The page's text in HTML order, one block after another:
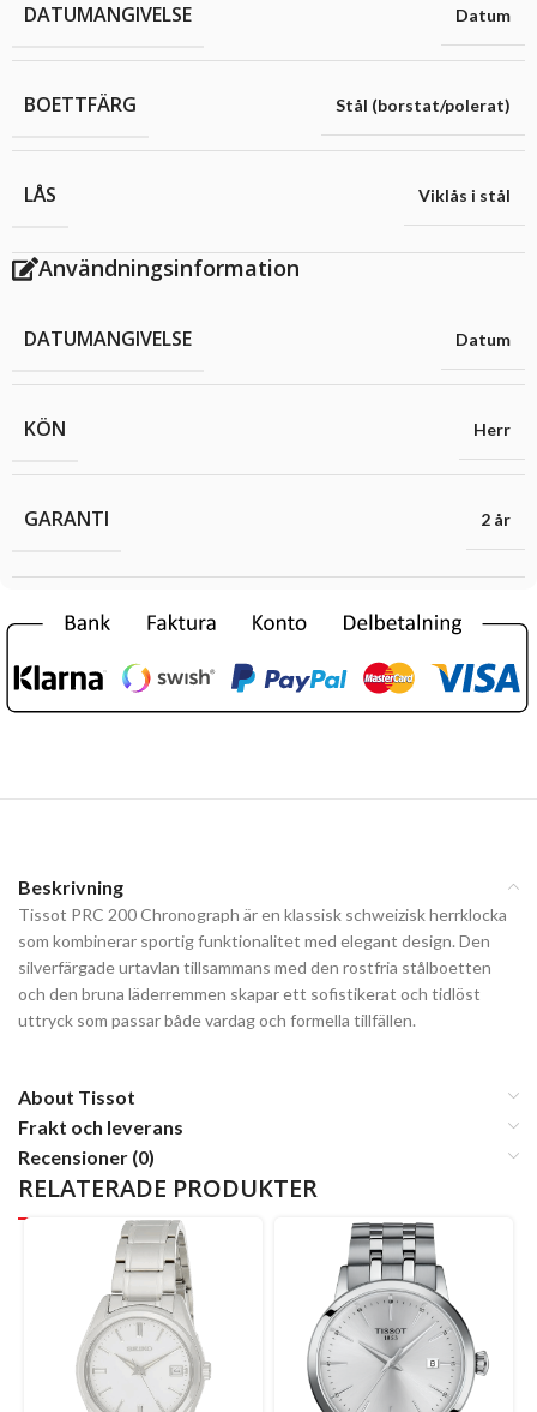
DATUMANGIVELSE Datum
BOETTFÄRG Stål (borstat/polerat)
LÅS Viklås i stål
Användningsinformation
DATUMANGIVELSE Datum
KÖN Herr
GARANTI 2 år
Beskrivning
Tissot PRC 200 Chronograph är en klassisk schweizisk herrklocka
som kombinerar sportig funktionalitet med elegant design. Den
silverfärgade urtavlan tillsammans med den rostfria stålboetten
och den bruna läderremmen skapar ett sofistikerat och tidlöst
uttryck som passar både vardag och formella tillfällen.
About Tissot
Frakt och leverans
Recensioner (0)
RELATERADE PRODUKTER